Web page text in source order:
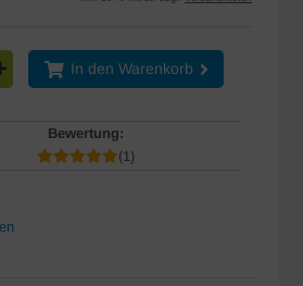
In den Warenkorb
Bewertung:
(1)